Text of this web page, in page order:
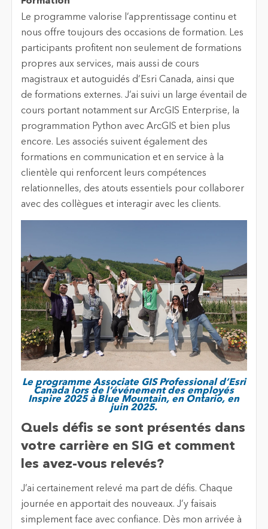
Le programme valorise l’apprentissage continu et
nous offre toujours des occasions de formation. Les
participants profitent non seulement de formations
propres aux services, mais aussi de cours
magistraux et autoguidés d’Esri Canada, ainsi que
de formations externes. J’ai suivi un large éventail de
cours portant notamment sur ArcGIS Enterprise, la
programmation Python avec ArcGIS et bien plus
encore. Les associés suivent également des
formations en communication et en service à la
clientèle qui renforcent leurs compétences
relationnelles, des atouts essentiels pour collaborer
avec des collègues et interagir avec les clients.
Le programme Associate GIS Professional d’Esri
Canada lors de l’événement des employés
Inspire 2025 à Blue Mountain, en Ontario, en
juin 2025.
Quels défis se sont présentés dans
votre carrière en SIG et comment
les avez-vous relevés?
J’ai certainement relevé ma part de défis. Chaque
journée en apportait des nouveaux. J’y faisais
simplement face avec confiance. Dès mon arrivée à